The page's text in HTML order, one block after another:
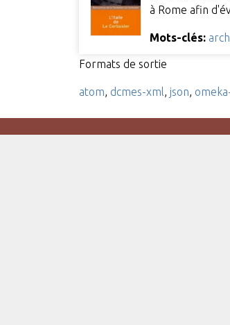
à Rome afin
Mots-clés:
Formats de sortie
atom dcmes-xml json